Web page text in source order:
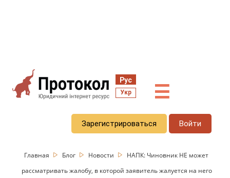
Рус
Укр ☰
Зарегистрироваться Войти
Главная Блог Новости
НАПК: Чиновник НЕ может
рассматривать жалобу, в которой заявитель жалуется на него